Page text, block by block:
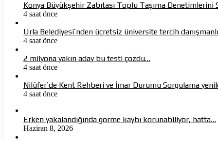
Konya Büyükşehir Zabıtası Toplu Taşıma Denetimlerini
4 saat önce
Urla Belediyesi’nden ücretsiz üniversite tercih
4 saat önce
2 milyona yakın aday bu testi çözdü…
4 saat önce
Nilüfer’de Kent Rehberi ve İmar Durumu Sorgulama
4 saat önce
Erken yakalandığında görme kaybı korunabiliyor, hatta…
Haziran 8, 2026